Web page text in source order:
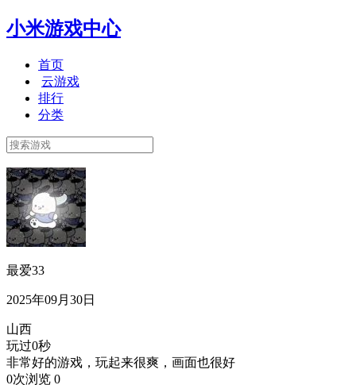
小米游戏中心
首页
云游戏
排行
分类
最爱33
2025年09月30日
山西
玩过0秒
非常好的游戏，玩起来很爽，画面也很好
0次浏览 0